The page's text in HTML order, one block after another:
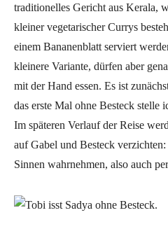
traditionelles Gericht aus Kerala,
kleiner vegetarischer Currys
einem Bananenblatt serviert
kleinere Variante, dürfen aber
mit der Hand essen. Es ist
das erste Mal ohne Besteck stelle
Im späteren Verlauf der Reise
auf Gabel und Besteck
Sinnen wahrnehmen, also auch